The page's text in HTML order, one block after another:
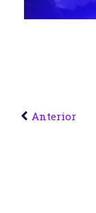
Anterior